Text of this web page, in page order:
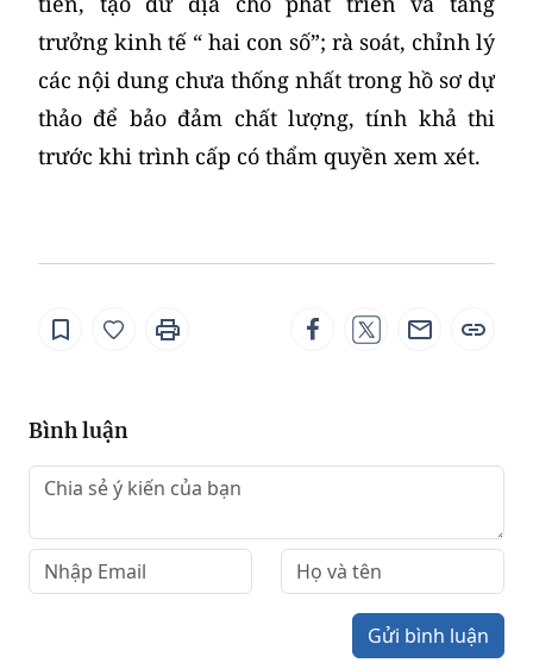
trưởng kinh tế “ hai con số”; rà soát, chỉnh lý
các nội dung chưa thống nhất trong hồ sơ dự
thảo để bảo đảm chất lượng, tính khả thi
trước khi trình cấp có thẩm quyền xem xét.
Bình luận
Gửi bình luận